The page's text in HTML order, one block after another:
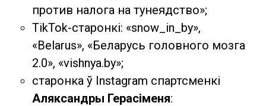
против налога на тунеядство»;
TikTok-старонкі: «snow_in_by»,
«Belarus», «Беларусь головного мозга
2.0», «vishnya.bу»;
старонка ў Instagram спартсменкі
Аляксандры Герасіменя: